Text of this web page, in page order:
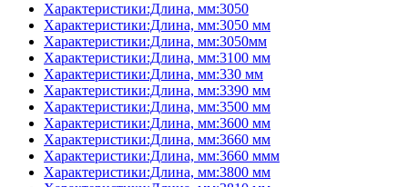
Характеристики:Длина, мм:3050
Характеристики:Длина, мм:3050 мм
Характеристики:Длина, мм:3050мм
Характеристики:Длина, мм:3100 мм
Характеристики:Длина, мм:330 мм
Характеристики:Длина, мм:3390 мм
Характеристики:Длина, мм:3500 мм
Характеристики:Длина, мм:3600 мм
Характеристики:Длина, мм:3660 мм
Характеристики:Длина, мм:3660 ммм
Характеристики:Длина, мм:3800 мм